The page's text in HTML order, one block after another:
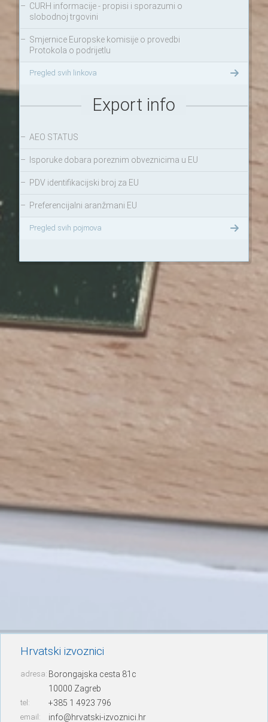
– CURH informacije - propisi i sporazumi o
slobodnoj trgovini
– Smjernice Europske komisije o provedbi
Protokola o podrijetlu
Pregled svih linkova
Export info
– AEO STATUS
– Isporuke dobara poreznim obveznicima u EU
– PDV identifikacijski broj za EU
– Preferencijalni aranžmani EU
Pregled svih pojmova
Hrvatski izvoznici
adresa: Borongajska cesta 81c
10000 Zagreb
tel: +385 1 4923 796
email: info@hrvatski-izvoznici.hr